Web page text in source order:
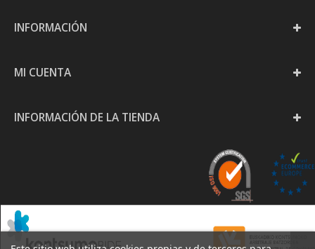
INFORMACIÓN
MI CUENTA
INFORMACIÓN DE LA TIENDA